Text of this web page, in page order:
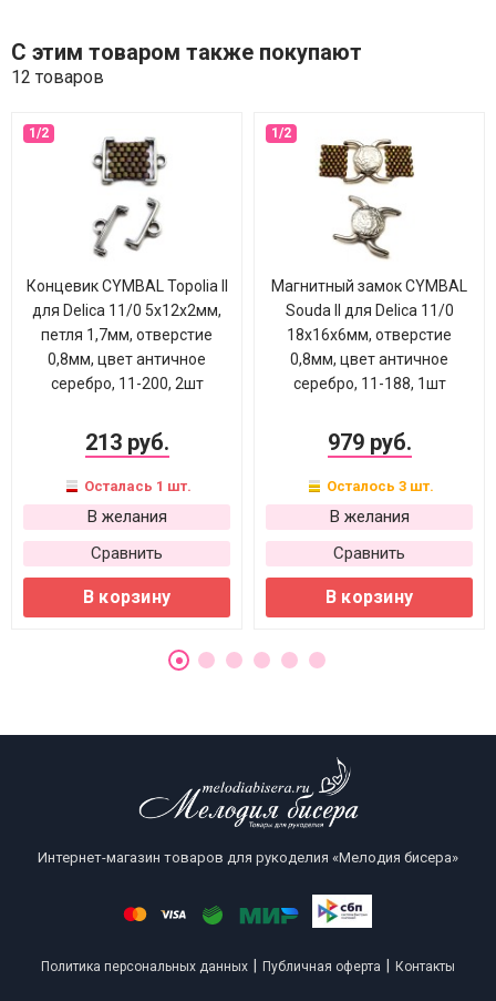
С этим товаром также покупают
12 товаров
Концевик CYMBAL Topolia II
для Delica 11/0 5х12х2мм,
петля 1,7мм, отверстие
0,8мм, цвет античное
серебро, 11-200, 2шт
213 руб.
Осталась 1 шт.
В желания
Сравнить
В корзину
Магнитный замок CYMBAL
Souda II для Delica 11/0
18х16х6мм, отверстие
0,8мм, цвет античное
серебро, 11-188, 1шт
979 руб.
Осталось 3 шт.
В желания
Сравнить
В корзину
Интернет-магазин товаров для рукоделия «Мелодия бисера»
Политика персональных данных Публичная оферта Контакты